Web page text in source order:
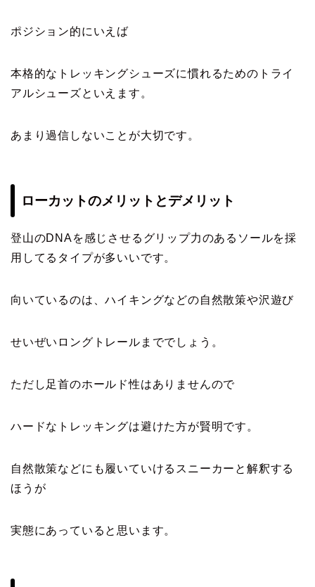
ポジション的にいえば
本格的なトレッキングシューズに慣れるためのトライ
アルシューズといえます。
あまり過信しないことが大切です。
ローカットのメリットとデメリット
登山のDNAを感じさせるグリップ力のあるソールを採
用してるタイプが多いいです。
向いているのは、ハイキングなどの自然散策や沢遊び
せいぜいロングトレールまででしょう。
ただし足首のホールド性はありませんので
ハードなトレッキングは避けた方が賢明です。
自然散策などにも履いていけるスニーカーと解釈する
ほうが
実態にあっていると思います。